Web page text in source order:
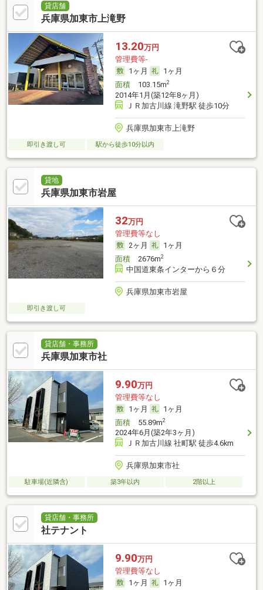
貸店舗
兵庫県加東市上滝野
13.20万円
管理費等-
1ヶ月
1ヶ月
面積103.15m2
2014年1月(築12年8ヶ月)
ＪＲ加古川線 滝野駅 徒歩10分
兵庫県加東市上滝野
即引き渡し可 駅から徒歩10分以内
貸地
兵庫県加東市岩屋
32万円
管理費等なし
2ヶ月
1ヶ月
面積2676m2
中国道東条インターから６分
兵庫県加東市岩屋
即引き渡し可
貸店舗・事務所
兵庫県加東市社
9.90万円
管理費等なし
1ヶ月
1ヶ月
面積55.89m2
2024年6月(築2年3ヶ月)
ＪＲ加古川線 社町駅 徒歩4.6km
兵庫県加東市社
駐車場(近隣含) 築3年以内 2階以上
貸店舗・事務所
社テナント
9.90万円
管理費等なし
1ヶ月
1ヶ月